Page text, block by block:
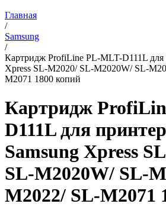
Главная
/
Samsung
/
Картридж ProfiLine PL-MLT-D111L для
Xpress SL-M2020/ SL-M2020W/ SL-
M2071 1800 копий
Картридж
D111L для
Samsung Xpress
SL-M2020W/ SL-
M2022/ SL-M2071